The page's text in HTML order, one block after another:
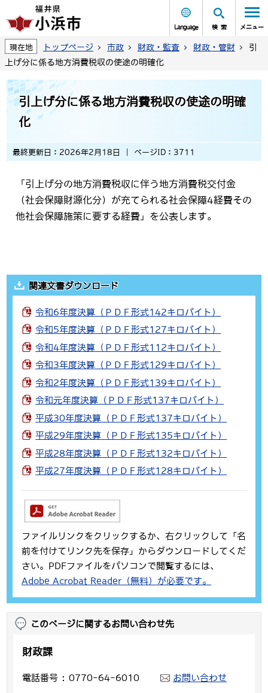
Language 検索 メニュー
現在地 トップページ 市政 財政・監査 財政・管財
引
上げ分に係る地方消費税収の使途の明確化
引上げ分に係る地方消費税収の使途の明確
化
最終更新日：2026年2月18日 ページID：3711
「引上げ分の地方消費税収に伴う地方消費税交付金
（社会保障財源化分）が充てられる社会保障4経費その
他社会保障施策に要する経費」を公表します。
関連文書ダウンロード
令和6年度決算（ＰＤＦ形式142キロバイト）
令和5年度決算（ＰＤＦ形式127キロバイト）
令和4年度決算（ＰＤＦ形式112キロバイト）
令和3年度決算（ＰＤＦ形式129キロバイト）
令和2年度決算（ＰＤＦ形式139キロバイト）
令和元年度決算（ＰＤＦ形式137キロバイト）
平成30年度決算（ＰＤＦ形式137キロバイト）
平成29年度決算（ＰＤＦ形式135キロバイト）
平成28年度決算（ＰＤＦ形式132キロバイト）
平成27年度決算（ＰＤＦ形式128キロバイト）
ファイルリンクをクリックするか、右クリックして「名
前を付けてリンク先を保存」からダウンロードしてくだ
さい。PDFファイルをパソコンで閲覧するには、
Adobe Acrobat Reader（無料）が必要です。
このページに関するお問い合わせ先
財政課
電話番号 0770-64-6010 お問い合わせ